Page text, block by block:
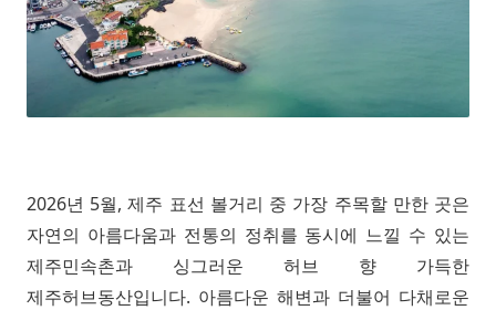
2026년 5월, 제주 표선 볼거리 중 가장 주목할 만한 곳은
자연의 아름다움과 전통의 정취를 동시에 느낄 수 있는
제주민속촌과 싱그러운 허브 향 가득한
제주허브동산입니다. 아름다운 해변과 더불어 다채로운